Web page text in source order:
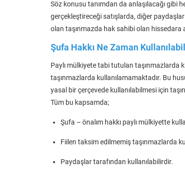
Söz konusu tanımdan da anlaşılacağı gibi
gerçekleştireceği satışlarda, diğer
olan taşınmazda hak sahibi olan hissedara
Şufa Hakkı Ne Zaman
Paylı mülkiyete tabi tutulan taşınmazlarda
taşınmazlarda kullanılamamaktadır. Bu
yasal bir çerçevede kullanılabilmesi için
Tüm bu kapsamda;
Şufa – önalım hakkı paylı mülkiyette
Fiilen taksim edilmemiş taşınmazlarda
Paydaşlar tarafından kullanılabilirdir.